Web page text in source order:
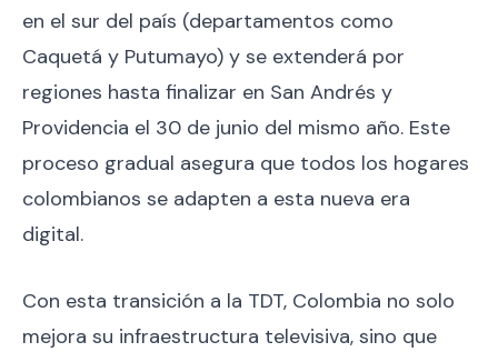
en el sur del país (departamentos como
Caquetá y Putumayo) y se extenderá por
regiones hasta finalizar en San Andrés y
Providencia el 30 de junio del mismo año. Este
proceso gradual asegura que todos los hogares
colombianos se adapten a esta nueva era
digital.
Con esta transición a la TDT, Colombia no solo
mejora su infraestructura televisiva, sino que